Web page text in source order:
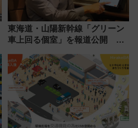
東海道・山陽新幹線「グリーン
車上回る個室」を報道公開 プ